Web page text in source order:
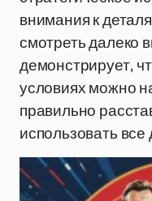
внимания к
смотреть далеко
демонстрирует,
условиях можно
правильно
использовать